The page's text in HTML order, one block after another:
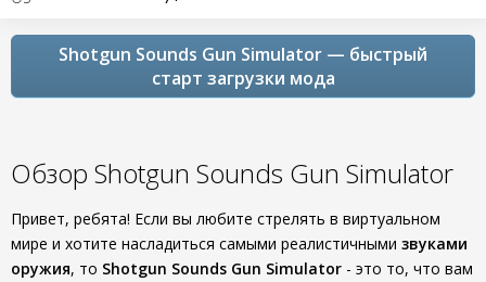
Shotgun Sounds Gun Simulator — быстрый
старт загрузки мода
Обзор Shotgun Sounds Gun Simulator
Привет, ребята! Если вы любите стрелять в виртуальном
мире и хотите насладиться самыми реалистичными звуками
оружия, то Shotgun Sounds Gun Simulator - это то, что вам